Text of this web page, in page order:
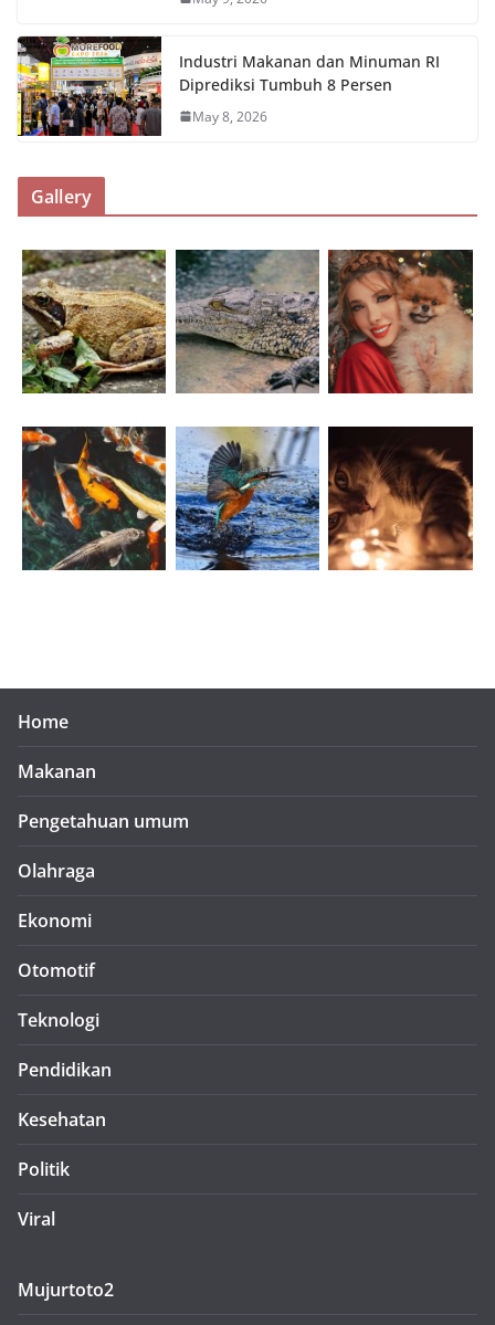
Industri Makanan dan Minuman RI
Diprediksi Tumbuh 8 Persen
May 8, 2026
Gallery
Home
Makanan
Pengetahuan umum
Olahraga
Ekonomi
Otomotif
Teknologi
Pendidikan
Kesehatan
Politik
Viral
Mujurtoto2